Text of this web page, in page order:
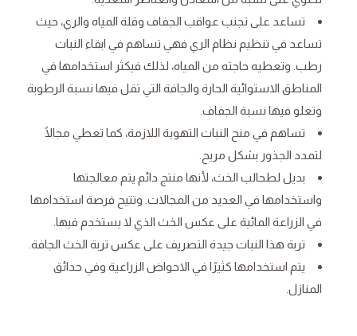
تساعد على تجنب عواقب الجفاف وقلة المياه والري، حيث
تساعد في تنظيم نظام الري فهي تساهم في ابقاء النبات
رطب. وتعطيه حاجته من المياه، لذلك فيكثر استخدامها في
المناطق الاستوائية الحارة والجافة التي تقل فيها نسبة الرطوبة
وتعلو فيها نسبة الجفاف.
تساهم في منح النبات التهوية اللازمة، كما تعطي مجالًا
لتمدد الجذور بشكل مريح.
بديل لطحالب الخث، لأنها منتج دائم يتم معالجتها
واستخدامها في العديد من المجالات. وتتيح فرصة استخدامها
في الزراعة المائية على عكس الخث الذي لا يستخدم فيها.
تربة هذا النبات جيدة التصريف على عكس تربة الخث الجافة.
يتم استخدامها كثيرًا في الاحواض الزراعية وفي حدائق
المنازل.